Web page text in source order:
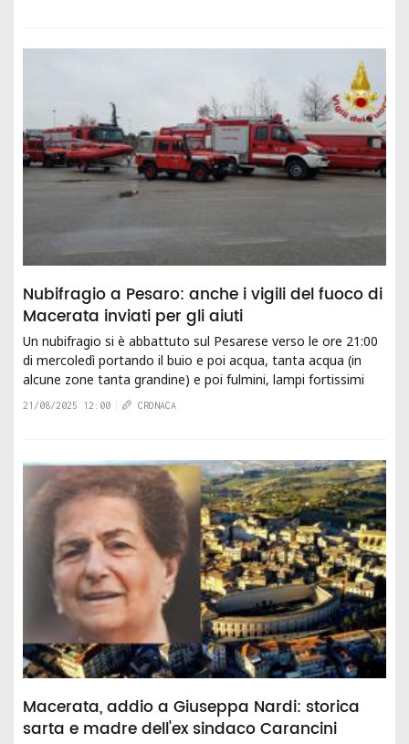
Nubifragio a Pesaro: anche i vigili del fuoco di
Macerata inviati per gli aiuti
Un nubifragio si è abbattuto sul Pesarese verso le ore 21:00
di mercoledì portando il buio e poi acqua, tanta acqua (in
alcune zone tanta grandine) e poi fulmini, lampi fortissimi
che illuminavano il...
21/08/2025 12:00 CRONACA
Macerata, addio a Giuseppa Nardi: storica
sarta e madre dell'ex sindaco Carancini